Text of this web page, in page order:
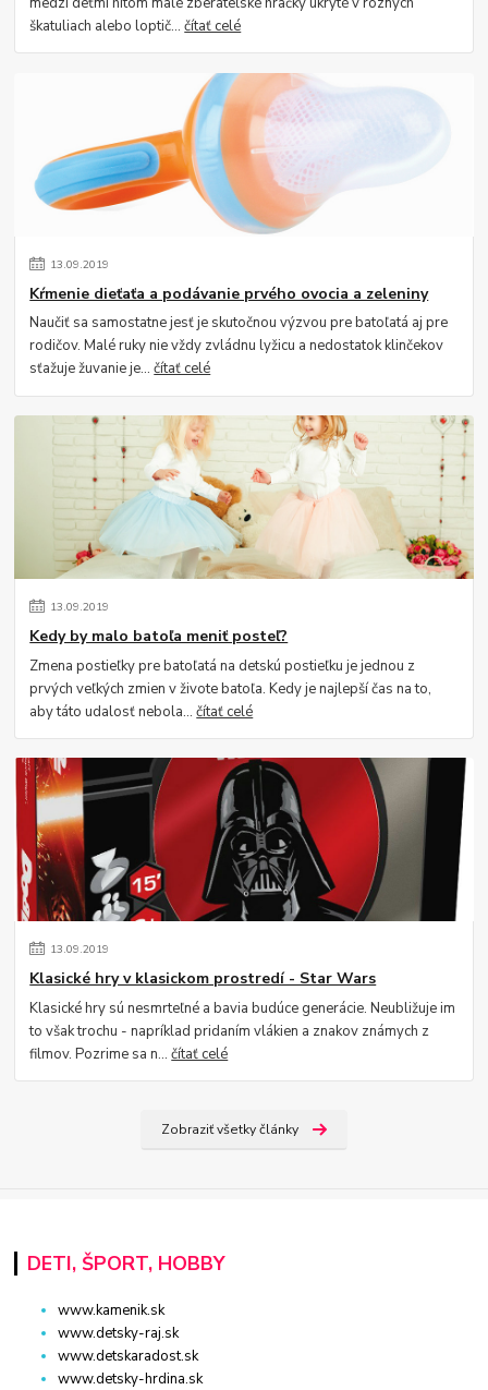
škatuliach alebo loptič...čítať celé
13.09.2019
Kŕmenie dieťaťa a podávanie prvého ovocia a zeleniny
Naučiť sa samostatne jesť je skutočnou výzvou pre batoľatá aj pre
rodičov. Malé ruky nie vždy zvládnu lyžicu a nedostatok klinčekov
sťažuje žuvanie je...čítať celé
13.09.2019
Kedy by malo batoľa meniť posteľ?
Zmena postieľky pre batoľatá na detskú postieľku je jednou z
prvých veľkých zmien v živote batoľa. Kedy je najlepší čas na to,
aby táto udalosť nebola...čítať celé
13.09.2019
Klasické hry v klasickom prostredí - Star Wars
Klasické hry sú nesmrteľné a bavia budúce generácie. Neubližuje im
to však trochu - napríklad pridaním vlákien a znakov známych z
filmov. Pozrime sa n...čítať celé
Zobraziť všetky články
DETI, ŠPORT, HOBBY
www.kamenik.sk
www.detsky-raj.sk
www.detskaradost.sk
www.detsky-hrdina.sk